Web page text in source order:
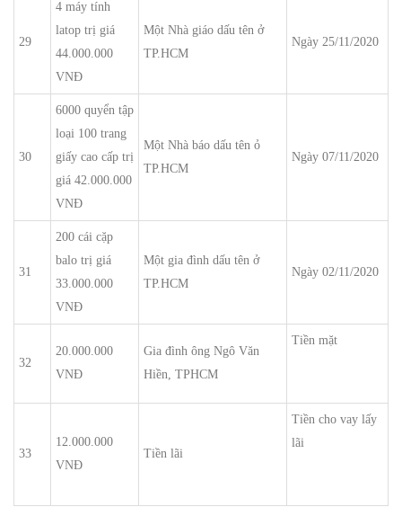
29
4 máy tính
latop trị giá
44.000.000
VNĐ
Một Nhà giáo dấu tên ở
TP.HCM
Ngày 25/11/2020
30
6000 quyển tập
loại 100 trang
giấy cao cấp trị
giá 42.000.000
VNĐ
Một Nhà báo dấu tên ỏ
TP.HCM
Ngày 07/11/2020
31
200 cái cặp
balo trị giá
33.000.000
VNĐ
Một gia đình dấu tên ở
TP.HCM
Ngày 02/11/2020
32
20.000.000
VNĐ
Gia đình ông Ngô Văn
Hiền, TPHCM
Tiền mặt
33
12.000.000
VNĐ
Tiền lãi
Tiền cho vay lấy
lãi